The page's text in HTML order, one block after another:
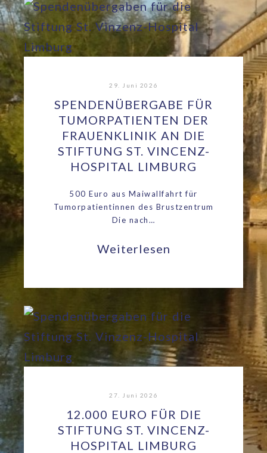
29. Juni 2026
SPENDENÜBERGABE FÜR
TUMORPATIENTEN DER
FRAUENKLINIK AN DIE
STIFTUNG ST. VINCENZ-
HOSPITAL LIMBURG
500 Euro aus Maiwallfahrt für
Tumorpatientinnen des Brustzentrum
Die nach…
Weiterlesen
27. Juni 2026
12.000 EURO FÜR DIE
STIFTUNG ST. VINCENZ-
HOSPITAL LIMBURG